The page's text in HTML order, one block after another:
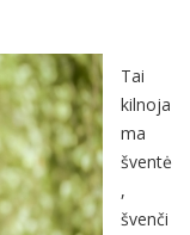
Tai
kilnoja
ma
šventė
,
švenči